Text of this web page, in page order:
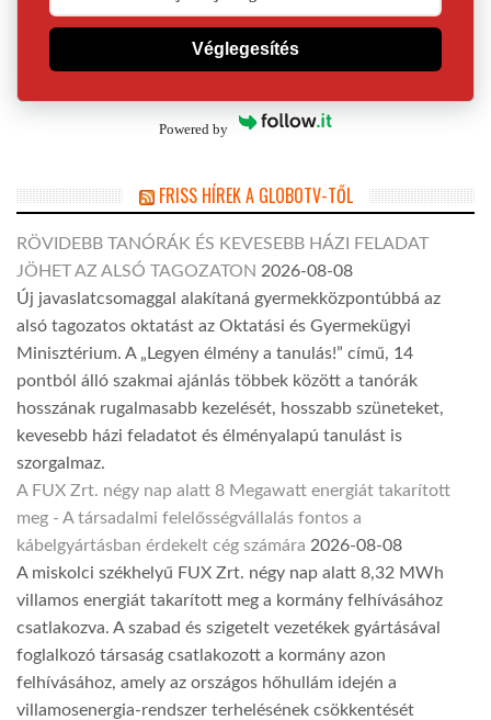
Véglegesítés
Powered by
FRISS HÍREK A GLOBOTV-TŐL
RÖVIDEBB TANÓRÁK ÉS KEVESEBB HÁZI FELADAT
JÖHET AZ ALSÓ TAGOZATON 2026-08-08
Új javaslatcsomaggal alakítaná gyermekközpontúbbá az
alsó tagozatos oktatást az Oktatási és Gyermekügyi
Minisztérium. A „Legyen élmény a tanulás!” című, 14
pontból álló szakmai ajánlás többek között a tanórák
hosszának rugalmasabb kezelését, hosszabb szüneteket,
kevesebb házi feladatot és élményalapú tanulást is
szorgalmaz.
A FUX Zrt. négy nap alatt 8 Megawatt energiát takarított
meg - A társadalmi felelősségvállalás fontos a
kábelgyártásban érdekelt cég számára 2026-08-08
A miskolci székhelyű FUX Zrt. négy nap alatt 8,32 MWh
villamos energiát takarított meg a kormány felhívásához
csatlakozva. A szabad és szigetelt vezetékek gyártásával
foglalkozó társaság csatlakozott a kormány azon
felhívásához, amely az országos hőhullám idején a
villamosenergia-rendszer terhelésének csökkentését